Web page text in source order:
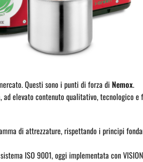
Questi sono i punti di forza di Nemox.
elevato contenuto qualitativo, tecnologico
di attrezzature, rispettando i principi
ISO 9001, oggi implementata con